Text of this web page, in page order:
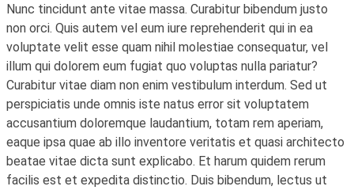
Nunc tincidunt ante vitae massa. Curabitur bibendum justo
non orci. Quis autem vel eum iure reprehenderit qui in ea
voluptate velit esse quam nihil molestiae consequatur, vel
illum qui dolorem eum fugiat quo voluptas nulla pariatur?
Curabitur vitae diam non enim vestibulum interdum. Sed ut
perspiciatis unde omnis iste natus error sit voluptatem
accusantium doloremque laudantium, totam rem aperiam,
eaque ipsa quae ab illo inventore veritatis et quasi architecto
beatae vitae dicta sunt explicabo. Et harum quidem rerum
facilis est et expedita distinctio. Duis bibendum, lectus ut